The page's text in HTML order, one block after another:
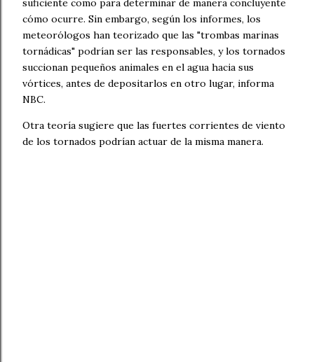
suficiente como para determinar de manera concluyente
cómo ocurre. Sin embargo, según los informes, los
meteorólogos han teorizado que las "trombas marinas
tornádicas" podrían ser las responsables, y los tornados
succionan pequeños animales en el agua hacia sus
vórtices, antes de depositarlos en otro lugar, informa
NBC.
Otra teoría sugiere que las fuertes corrientes de viento
de los tornados podrían actuar de la misma manera.